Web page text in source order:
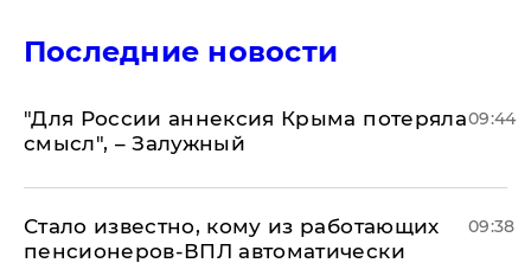
Последние новости
"Для России аннексия Крыма потеряла
смысл", – Залужный
09:44
Стало известно, кому из работающих
пенсионеров-ВПЛ автоматически
09:38